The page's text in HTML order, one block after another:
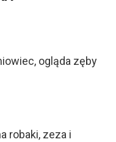
ogląda zęby
robaki, zeza i